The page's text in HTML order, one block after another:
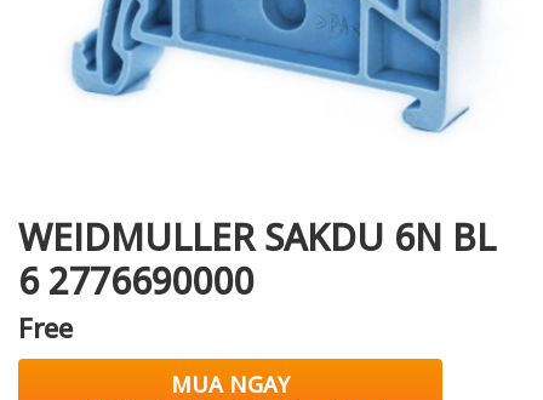
WEIDMULLER SAKDU 6N BL
6 2776690000
Free
MUA NGAY